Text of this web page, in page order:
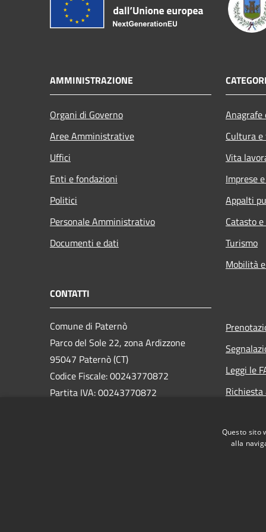
AMMINISTRAZIONE
Organi di Governo
Aree Amministrative
Uffici
Enti e fondazioni
Politici
Personale Amministrativo
Documenti e dati
Cultura
Vita
Imprese
Appalti
Catasto
Turismo
Mobilità
CONTATTI
Comune di Paternò
Parco del Sole 22, zona Ardizzone
95047 Paternò (CT)
Codice Fiscale: 00243770872
Partita IVA: 00243770872
Leggi le
Questo sito
alla